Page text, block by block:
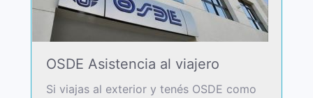
OSDE Asistencia al viajero
Si viajas al exterior y tenés OSDE como